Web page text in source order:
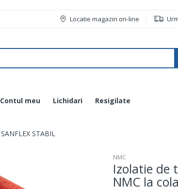
Locatie magazin on-line
Contul meu Lichidari Resigilate
STABIL
NMC
Izolatie de
NMC la